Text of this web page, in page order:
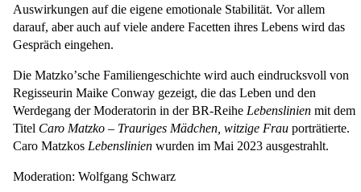
Auswirkungen auf die eigene emotionale Stabilität. Vor allem
darauf, aber auch auf viele andere Facetten ihres Lebens wird das
Gespräch eingehen.
Die Matzkoʼsche Familiengeschichte wird auch eindrucksvoll von
Regisseurin Maike Conway gezeigt, die das Leben und den
Werdegang der Moderatorin in der BR-Reihe Lebenslinien mit dem
Titel Caro Matzko – Trauriges Mädchen, witzige Frau porträtierte.
Caro Matzkos Lebenslinien wurden im Mai 2023 ausgestrahlt.
Moderation: Wolfgang Schwarz